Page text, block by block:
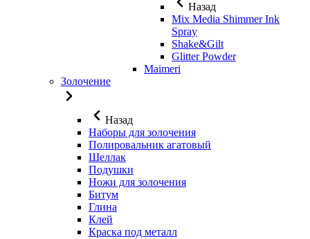
Назад
Mix Media Shimmer Ink
Spray
Shake&Gilt
Glitter Powder
Maimeri
Золочение
Назад
Наборы для золочения
Полировальник агатовый
Шеллак
Подушки
Ножи для золочения
Битум
Глина
Клей
Краска под металл